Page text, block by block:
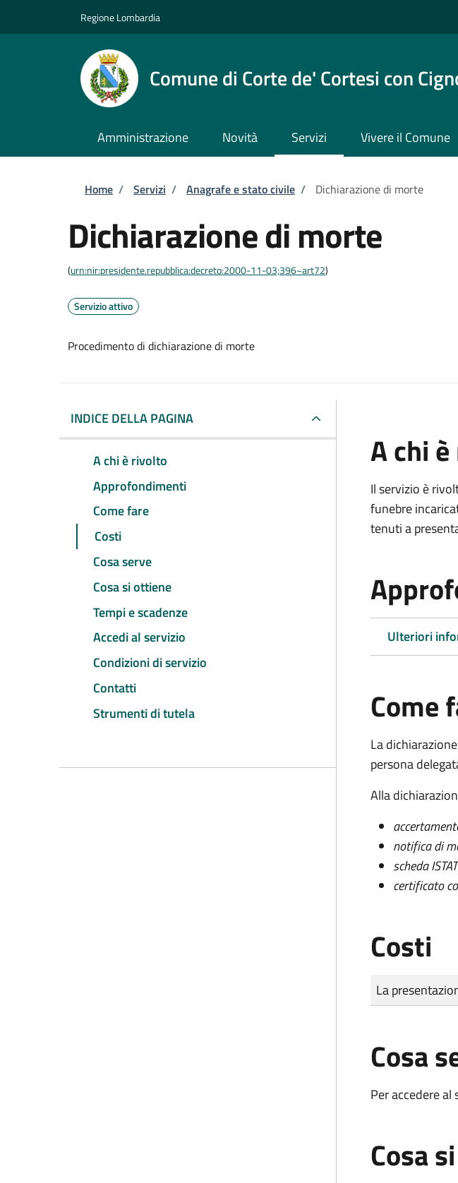
Regione Lombardia
Comune di Corte de' Cortesi con
Amministrazione Novità Servizi Vivere il Comune
Briciole di pane
Home / Servizi / Anagrafe e stato civile / Dichiarazione di morte
Dichiarazione di morte
(urn:nir:presidente.repubblica:decreto:2000-11-03;396~art72)
Servizio attivo
Procedimento di dichiarazione di morte
INDICE DELLA PAGINA
A chi è rivolto
Approfondimenti
Come fare
Costi
Cosa serve
Cosa si ottiene
Tempi e scadenze
Accedi al servizio
Condizioni di servizio
Contatti
Strumenti di tutela
A chi
Il servizio è
funebre
tenuti a
Ulteriori
Come
La
persona
Alla
notifica di
scheda ISTAT
certificato
Costi
Tipo di
Importo
La
Cosa
Per accedere
Cosa